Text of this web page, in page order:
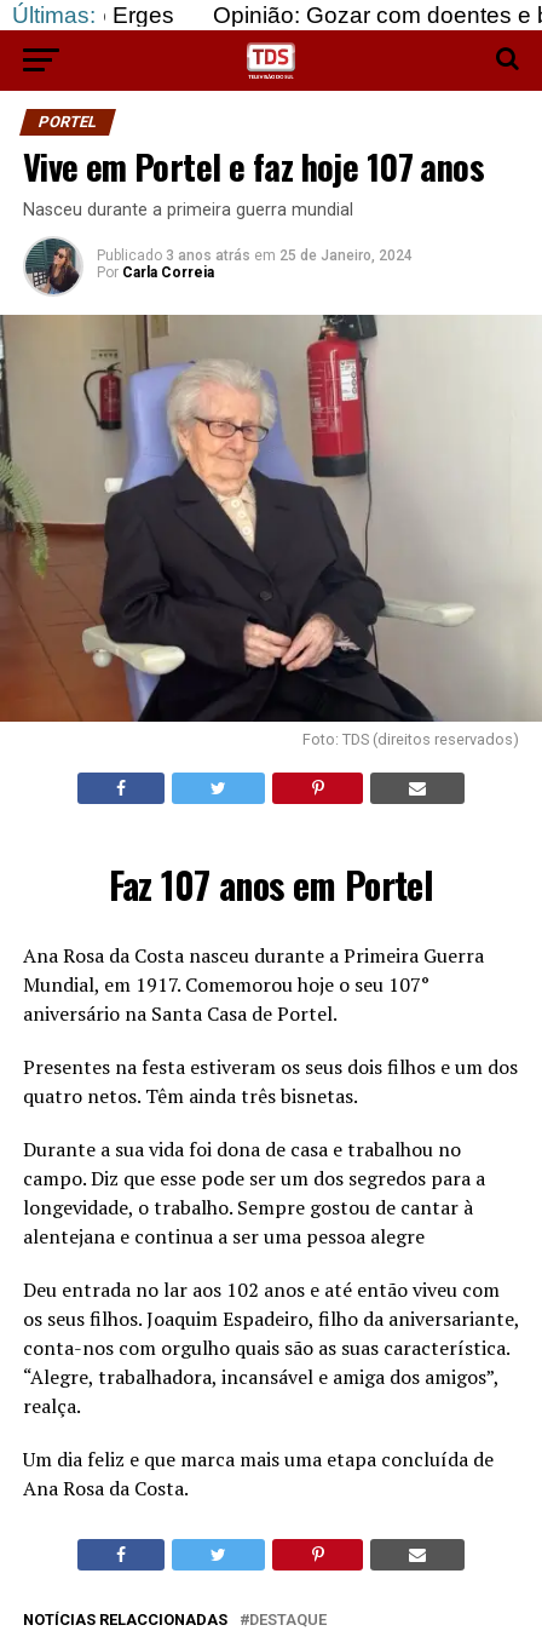
Últimas: Opinião: Gozar com doentes e bajular os
PORTEL
Vive em Portel e faz hoje 107 anos
Nasceu durante a primeira guerra mundial
Publicado 3 anos atrás em 25 de Janeiro, 2024
Por Carla Correia
Foto: TDS (direitos reservados)
Faz 107 anos em Portel
Ana Rosa da Costa nasceu durante a Primeira Guerra
Mundial, em 1917. Comemorou hoje o seu 107°
aniversário na Santa Casa de Portel.
Presentes na festa estiveram os seus dois filhos e um dos
quatro netos. Têm ainda três bisnetas.
Durante a sua vida foi dona de casa e trabalhou no
campo. Diz que esse pode ser um dos segredos para a
longevidade, o trabalho. Sempre gostou de cantar à
alentejana e continua a ser uma pessoa alegre
Deu entrada no lar aos 102 anos e até então viveu com
os seus filhos. Joaquim Espadeiro, filho da aniversariante,
conta-nos com orgulho quais são as suas característica.
“Alegre, trabalhadora, incansável e amiga dos amigos”,
realça.
Um dia feliz e que marca mais uma etapa concluída de
Ana Rosa da Costa.
NOTÍCIAS RELACCIONADAS DESTAQUE